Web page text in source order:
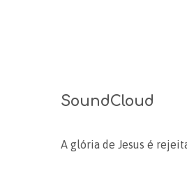
SoundCloud
A glória de Jesus é